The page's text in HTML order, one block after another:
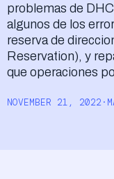
Acceder
problemas de
algunos de los
reserva de
Reservation), y
que operaciones
NOVEMBER 21, 2022·